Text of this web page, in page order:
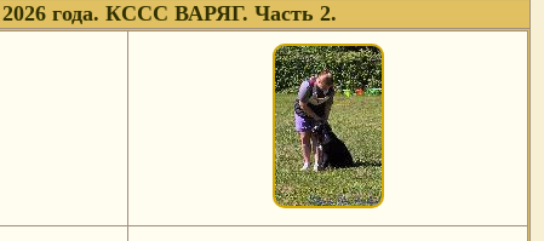
года. КССС ВАРЯГ. Часть 2.